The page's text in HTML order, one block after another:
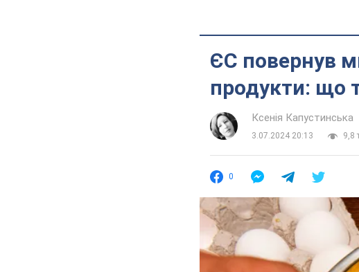
ЄС повернув
продукти: що
Ксенія Капустинська
3.07.2024 20:13
9,8
0